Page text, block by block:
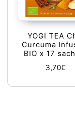
YOGI TEA
Curcuma
BIO x 17
3,70€